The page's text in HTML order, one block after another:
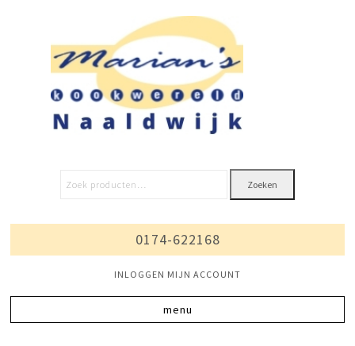
Zoeken
0174-622168
INLOGGEN MIJN ACCOUNT